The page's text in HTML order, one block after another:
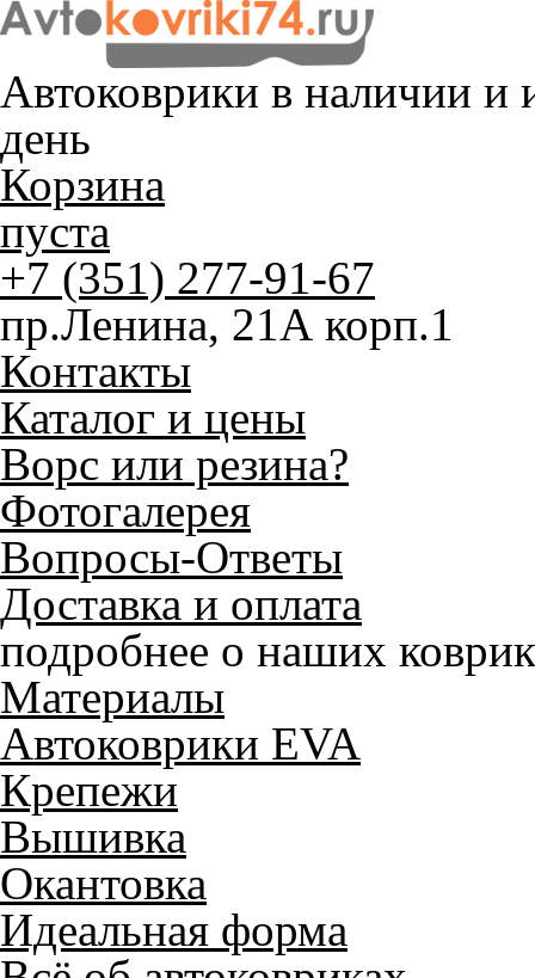
Автоковрики в наличии и
день
Корзина
пуста
+7 (351) 277-91-67
пр.Ленина, 21А корп.1
Контакты
Каталог и цены
Ворс или резина?
Фотогалерея
Вопросы-Ответы
Доставка и оплата
подробнее о наших
Материалы
Автоковрики EVA
Крепежи
Вышивка
Окантовка
Идеальная форма